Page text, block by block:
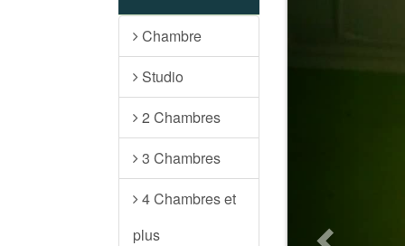
Chambre
Studio
2 Chambres
3 Chambres
4 Chambres et
plus